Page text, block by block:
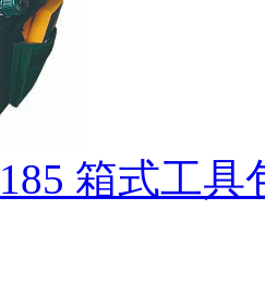
箱式工具